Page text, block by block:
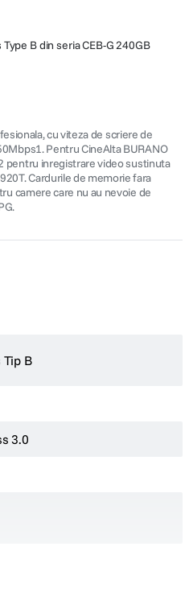
B din seria CEB-G 240GB
cu viteza de scriere de
Pentru CineAlta BURANO
pentru inregistrare video sustinuta
Cardurile de memorie fara
camere care nu au nevoie de
Tip B
3.0